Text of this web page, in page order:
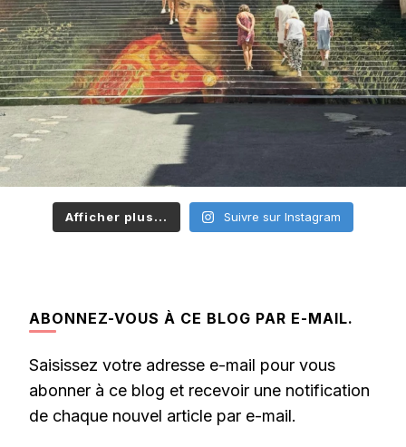
Afficher plus... Suivre sur Instagram
ABONNEZ-VOUS À CE BLOG PAR E-MAIL.
Saisissez votre adresse e-mail pour vous
abonner à ce blog et recevoir une notification
de chaque nouvel article par e-mail.